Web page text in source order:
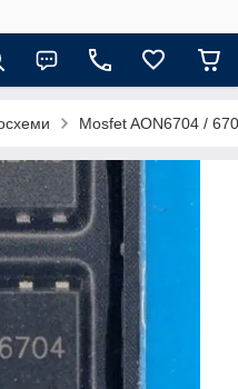
Mosfet AON6704 /